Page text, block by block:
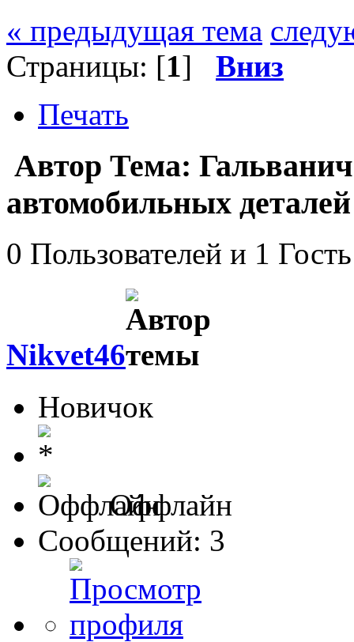
« предыдущая тема
Страницы: [1] Вниз
Печать
Автор Тема:
автомобильных
0 Пользователей и 1
Nikvet46
Новичок
Оффлайн
Сообщений: 3